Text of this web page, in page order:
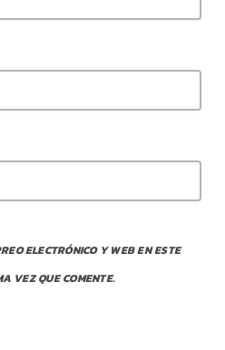
ELECTRÓNICO Y WEB EN ESTE
VEZ QUE COMENTE.